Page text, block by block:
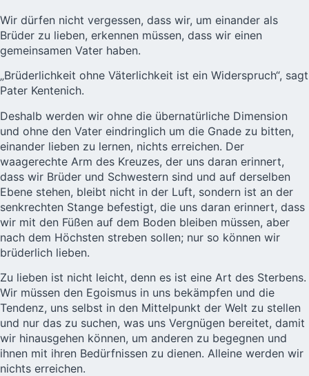
Wir dürfen nicht vergessen, dass wir, um einander als
Brüder zu lieben, erkennen müssen, dass wir einen
gemeinsamen Vater haben.
„Brüderlichkeit ohne Väterlichkeit ist ein Widerspruch“, sagt
Pater Kentenich.
Deshalb werden wir ohne die übernatürliche Dimension
und ohne den Vater eindringlich um die Gnade zu bitten,
einander lieben zu lernen, nichts erreichen. Der
waagerechte Arm des Kreuzes, der uns daran erinnert,
dass wir Brüder und Schwestern sind und auf derselben
Ebene stehen, bleibt nicht in der Luft, sondern ist an der
senkrechten Stange befestigt, die uns daran erinnert, dass
wir mit den Füßen auf dem Boden bleiben müssen, aber
nach dem Höchsten streben sollen; nur so können wir
brüderlich lieben.
Zu lieben ist nicht leicht, denn es ist eine Art des Sterbens.
Wir müssen den Egoismus in uns bekämpfen und die
Tendenz, uns selbst in den Mittelpunkt der Welt zu stellen
und nur das zu suchen, was uns Vergnügen bereitet, damit
wir hinausgehen können, um anderen zu begegnen und
ihnen mit ihren Bedürfnissen zu dienen. Alleine werden wir
nichts erreichen.